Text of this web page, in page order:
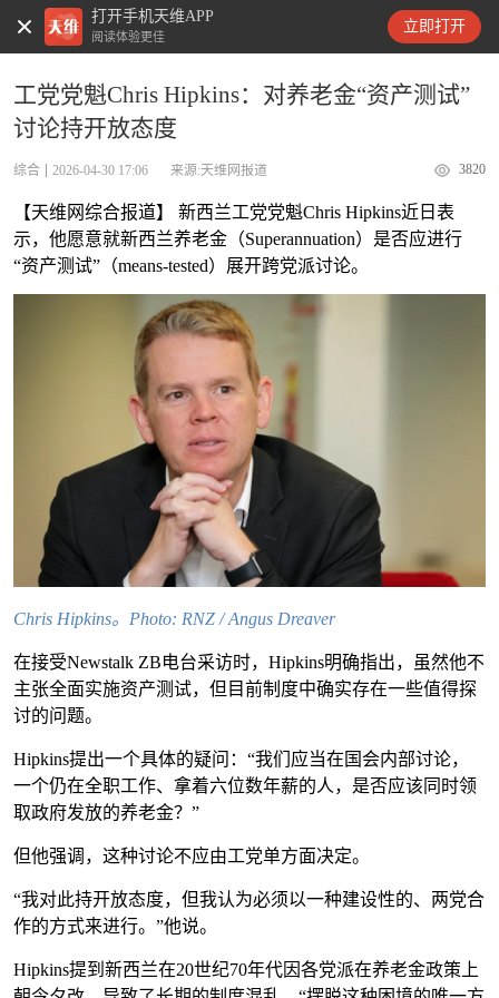
打开手机天维APP
阅读体验更佳
立即打开
天维新闻
工党党魁Chris Hipkins：对养老金“资产测试”
讨论持开放态度
综合 2026-04-30 17:06 来源:天维网报道 3820
【天维网综合报道】 新西兰工党党魁Chris Hipkins近日表
示，他愿意就新西兰养老金（Superannuation）是否应进行
“资产测试”（means-tested）展开跨党派讨论。
Chris Hipkins。Photo: RNZ / Angus Dreaver
在接受Newstalk ZB电台采访时，Hipkins明确指出，虽然他不
主张全面实施资产测试，但目前制度中确实存在一些值得探
讨的问题。
Hipkins提出一个具体的疑问：“我们应当在国会内部讨论，
一个仍在全职工作、拿着六位数年薪的人，是否应该同时领
取政府发放的养老金？”
但他强调，这种讨论不应由工党单方面决定。
“我对此持开放态度，但我认为必须以一种建设性的、两党合
作的方式来进行。”他说。
Hipkins提到新西兰在20世纪70年代因各党派在养老金政策上